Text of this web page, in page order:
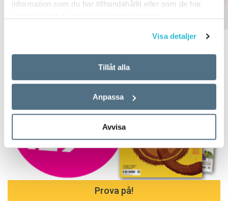
information som du har tillhandahållit eller som de har
Visa detaljer
Tillåt alla
Anpassa
Avvisa
Prova på!